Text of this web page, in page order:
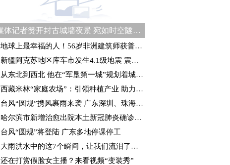
媒体记者赞开封古城墙夜景 宛如时空隧道式“穿越”体验
地球上最幸福的人！56岁非洲建筑师获普利兹克建筑奖
新疆阿克苏地区库车市发生4.1级地震 震源深度21千米
从东北到西北 他在“军垦第一城”规划着城建未来
西藏米林“家庭农场”：引领种植产业 助力乡村振兴
台风“圆规”携风裹雨来袭 广东深圳、珠海等地停课停工
哈尔滨市新增治愈出院本土新冠肺炎确诊病例8例
台风“圆规”将登陆 广东多地停课停工
大雨洪水中的这7个瞬间，让我们流泪了……
还在打赏假脸女主播？来看视频“变装秀”